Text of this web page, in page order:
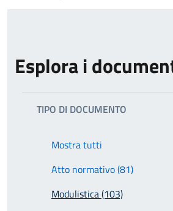
Esplora i
TIPO DI DOCUMENTO
Mostra tutti
Atto normativo (81)
Modulistica (103)